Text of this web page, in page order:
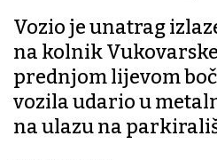
Vozio je unatrag
na kolnik
prednjom lijevom
vozila udario u
na ulazu na